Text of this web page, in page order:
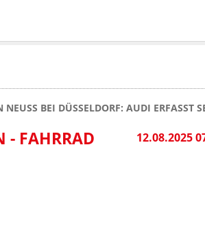
BEI DÜSSELDORF: AUDI ERFASST
12.08.2025
- FAHRRAD